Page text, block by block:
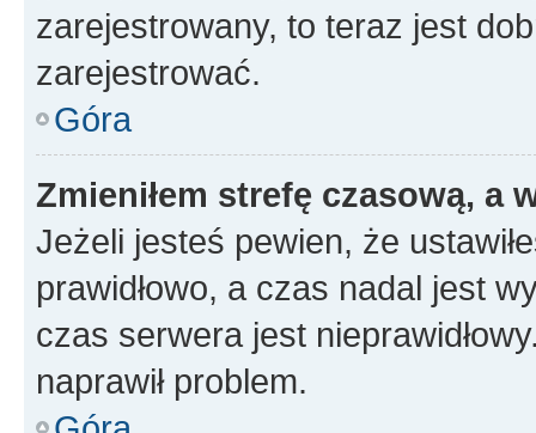
zarejestrowany, to teraz jest
zarejestrować.
Góra
Zmieniłem strefę czasową, a
Jeżeli jesteś pewien, że
prawidłowo, a czas nadal jest
czas serwera jest
naprawił problem.